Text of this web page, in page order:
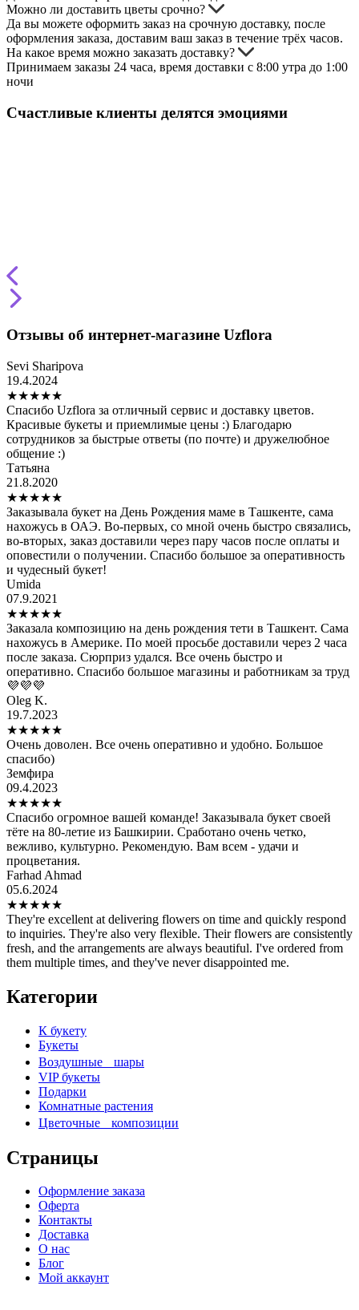
Можно ли доставить цветы срочно?
Да вы можете оформить заказ на срочную доставку, после
оформления заказа, доставим ваш заказ в течение трёх часов.
На какое время можно заказать доставку?
Принимаем заказы 24 часа, время доставки с 8:00 утра до 1:00
ночи
Счастливые клиенты делятся эмоциями
Отзывы об интернет-магазине Uzflora
Sevi Sharipova
19.4.2024
★★★★★
Спасибо Uzflora за отличный сервис и доставку цветов.
Красивые букеты и приемлимые цены :) Благодарю
сотрудников за быстрые ответы (по почте) и дружелюбное
общение :)
Татьяна
21.8.2020
★★★★★
Заказывала букет на День Рождения маме в Ташкенте, сама
нахожусь в ОАЭ. Во-первых, со мной очень быстро связались,
во-вторых, заказ доставили через пару часов после оплаты и
оповестили о получении. Спасибо большое за оперативность
и чудесный букет!
Umida
07.9.2021
★★★★★
Заказала композицию на день рождения тети в Ташкент. Сама
нахожусь в Америке. По моей просьбе доставили через 2 часа
после заказа. Сюрприз удался. Все очень быстро и
оперативно. Спасибо большое магазины и работникам за труд
💜💜💜
Oleg K.
19.7.2023
★★★★★
Очень доволен. Все очень оперативно и удобно. Большое
спасибо)
Земфира
09.4.2023
★★★★★
Спасибо огромное вашей команде! Заказывала букет своей
тёте на 80-летие из Башкирии. Сработано очень четко,
вежливо, культурно. Рекомендую. Вам всем - удачи и
процветания.
Farhad Ahmad
05.6.2024
★★★★★
They're excellent at delivering flowers on time and quickly respond
to inquiries. They're also very flexible. Their flowers are consistently
fresh, and the arrangements are always beautiful. I've ordered from
them multiple times, and they've never disappointed me.
Категории
К букету
Букеты
Воздушные шары
VIP букеты
Подарки
Комнатные растения
Цветочные композиции
Страницы
Оформление заказа
Оферта
Контакты
Доставка
О нас
Блог
Мой аккаунт